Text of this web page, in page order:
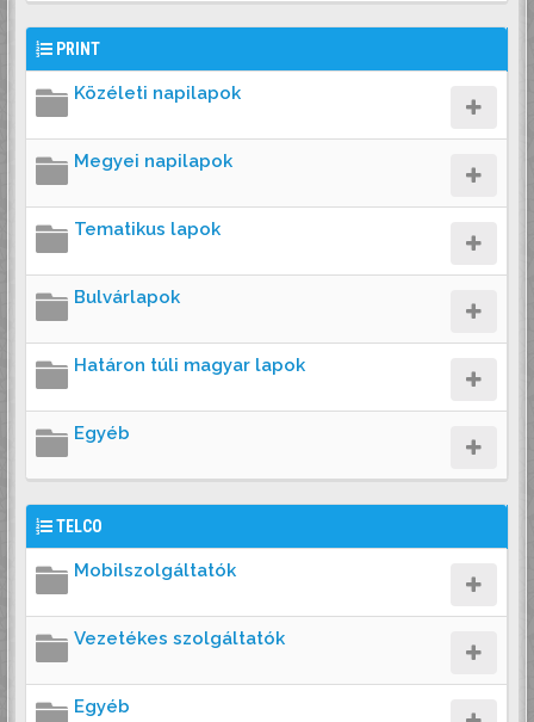
PRINT
Közéleti napilapok
Megyei napilapok
Tematikus lapok
Bulvárlapok
Határon túli magyar lapok
Egyéb
TELCO
Mobilszolgáltatók
Vezetékes szolgáltatók
Egyéb